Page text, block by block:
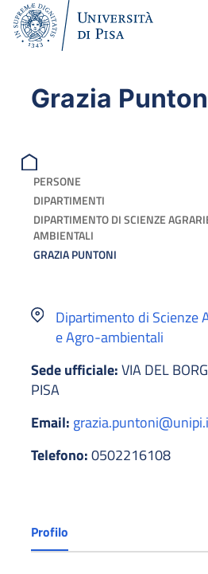
Grazia
PERSONE
DIPARTIMENTI
DIPARTIMENTO DI SCIENZE
AMBIENTALI
GRAZIA PUNTONI
Dipartimento di Scienze
e Agro-ambientali
Sede ufficiale:VIA DEL
PISA
Email:
Telefono:0502216108
Profilo